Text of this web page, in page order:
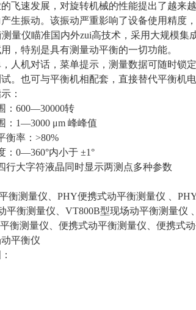
飞速发展，对旋转机械的性能提出了越来
生振动。该振动严重影响了设备使用精度
量仪瞄准国内外zui高技术，采用大规模集
，特别是具有测量动平衡的一切功能。
人机对话，菜单提示，测量数据可随时锁
。也可与平衡机相配套，直接替代平衡机
：
：600—30000转
：1—3000 μm 峰峰值
衡率 ： >80%
：0—360°内小于 ±1°
行大字符液晶同时显示两测点多种参数
衡测量仪、PHY便携式动平衡测量仪 、
平衡测量仪、VT800B型现场动平衡测量仪
衡测量仪、便携式动平衡测量仪、便携式
平衡仪